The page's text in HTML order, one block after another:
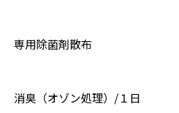
専用除菌剤散布
消臭（オゾン処理）/１日